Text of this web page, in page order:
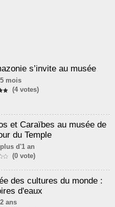
s’invite au musée
5 mois
(4 votes)
et Caraïbes au musée de
du Temple
d'1 an
(0 vote)
des cultures du monde :
d'eaux
2 ans